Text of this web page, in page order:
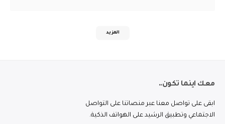
المزيد
معك اينما تكون..
ابقى على تواصل معنا عبر منصاتنا على التواصل
الاجتماعي وتطبيق الرشيد على الهواتف الذكية.